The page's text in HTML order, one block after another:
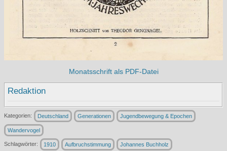
Monatsschrift als PDF-Datei
Redaktion
Kategorien: Deutschland Generationen Jugendbewegung & Epochen
Wandervogel
Schlagwörter: 1910 Aufbruchstimmung Johannes Buchholz